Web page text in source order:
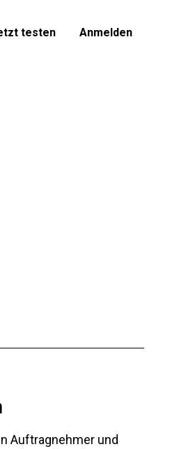
testen
Anmelden
Auftragnehmer und